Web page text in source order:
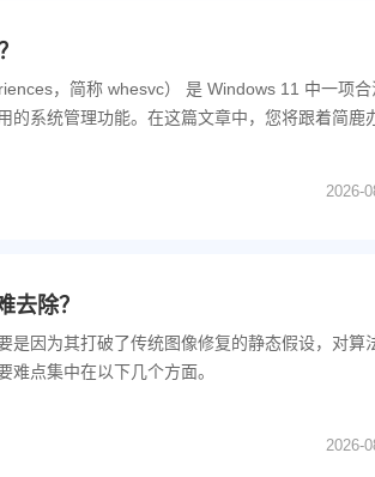
，简称 whesvc） 是 Windows 11 中一项合
系统管理功能。在这篇文章中，您将跟着简鹿
2026-
去除？
是因为其打破了传统图像修复的静态假设，对算
点集中在以下几个方面。
2026-